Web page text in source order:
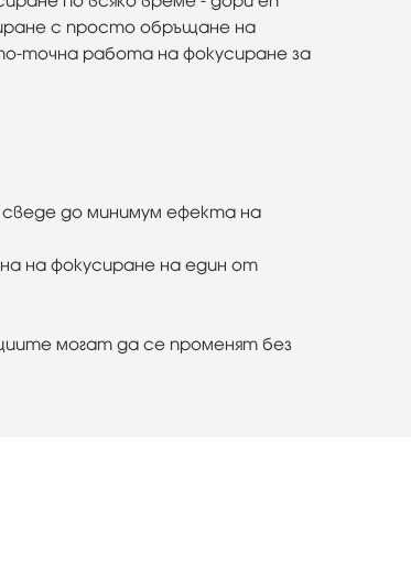
с просто обръщане на
точна работа на фокусиране за
до минимум ефекта на
на фокусиране на един от
могат да се променят без